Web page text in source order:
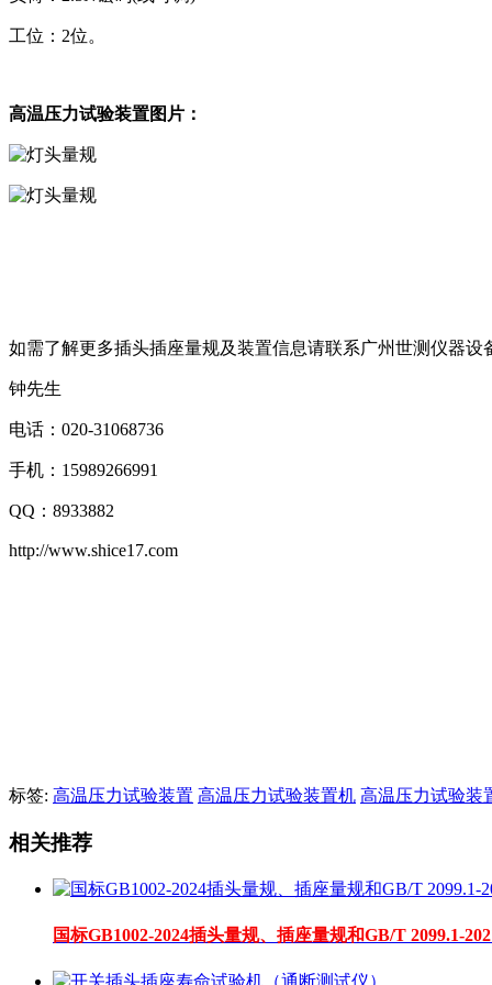
工位： 2位。
高温压力试验装置图片：
如需了解更多插头插座量规及装置信息请联系广州世测仪器设
钟先生
电话： 020-31068736
手机： 15989266991
QQ ： 8933882
http://www.shice17.com
标签: 高温压力试验装置 高温压力试验装置机 高温压力试验装
相关推荐
国标GB1002-2024插头量规、插座量规和GB/T 2099.1-